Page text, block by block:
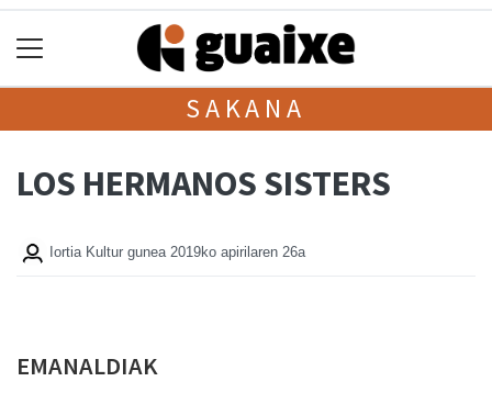
SAKANA
LOS HERMANOS SISTERS
Iortia Kultur gunea 2019ko apirilaren 26a
EMANALDIAK